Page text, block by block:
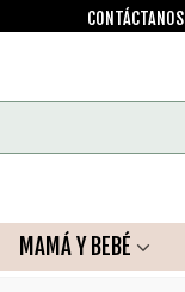
CONTÁCTANOS
MAMÁ Y BEBÉ